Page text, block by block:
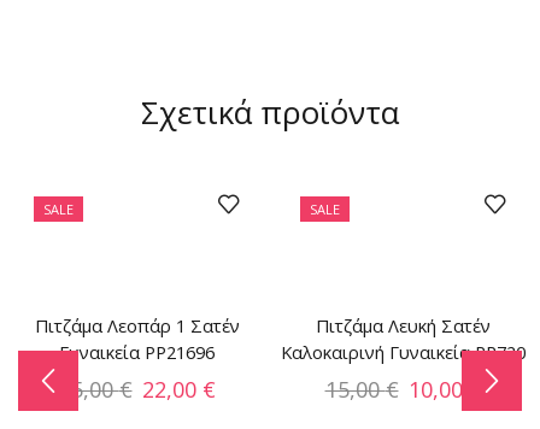
Σχετικά προϊόντα
SALE
Πιτζάμα Λεοπάρ 1 Σατέν
Γυναικεία PP21696
35,00€ 22,00 €
SALE
Πιτζάμα Λευκή Σατέν
Καλοκαιρινή Γυναικεία PP720
15,00€ 10,00